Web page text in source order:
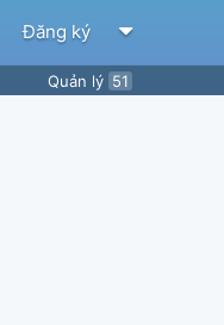
Đăng ký
Quản lý 51